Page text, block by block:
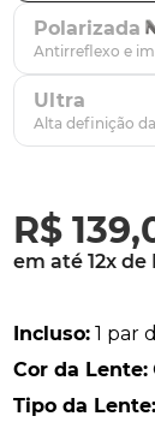
Polarizada
Ultra
R$ 139,
em até12x de
Incluso: 1 par
Cor da Lente:
Tipo da Lente: